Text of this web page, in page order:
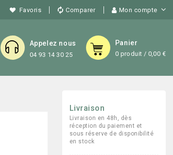
Favoris  Comparer Mon compte
Panier
0 produit / 0,00 €
Appelez nous
04 93 14 30 25
Livraison
Livraison en 48h, dès
réception du paiement et
sous réserve de disponibilité
en stock